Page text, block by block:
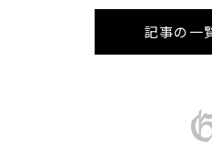
記事の一